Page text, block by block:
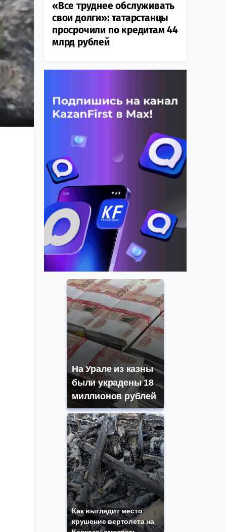
«Все труднее обслуживать
свои долги»: татарстанцы
просрочили по кредитам 44
млрд рублей
На Урале из казны
были украдены 18
миллионов рублей
Как выглядит место
крушение вертолета на